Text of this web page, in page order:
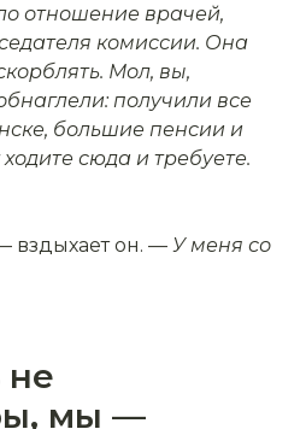
отношение врачей,
комиссии. Она
Мол, вы,
получили все
большие пенсии и
сюда и требуете.
вздыхает он. — У меня со
не
мы —